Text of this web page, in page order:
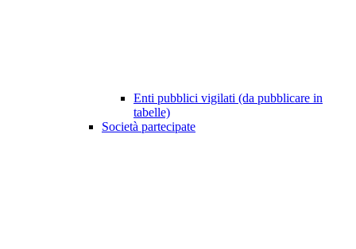
Enti pubblici vigilati (da pubblicare in
tabelle)
Società partecipate